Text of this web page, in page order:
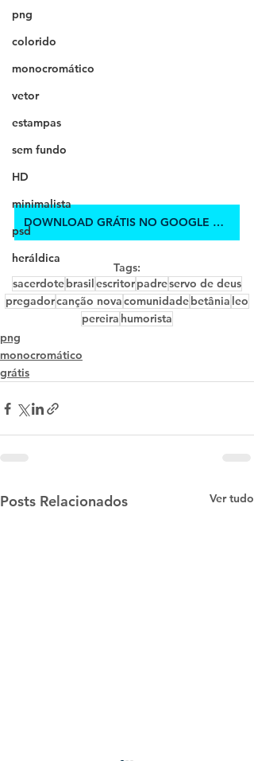
png
colorido
monocromático
vetor
estampas
sem fundo
HD
minimalista
psd
heráldica
DOWNLOAD GRÁTIS NO GOOGLE DRIVE
Tags:
sacerdotebrasilescritorpadreservo de deus
pregadorcanção novacomunidadebetânia leo
pereira humorista
png
monocromático
grátis
Posts Relacionados Ver tudo